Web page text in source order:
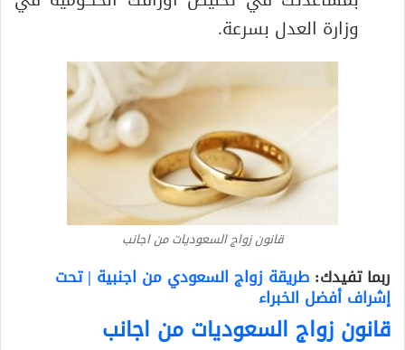
وزارة العدل بسرعة.
قانون زواج السعوديات من اجانب
ربما تفيدك: طريقة زواج السعودي من اجنبية | تحت
إشراف أفضل الخبراء
قانون زواج السعوديات من اجانب